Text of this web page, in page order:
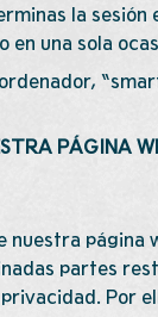
la sesión
una sola
PÁGINA
partes
Por